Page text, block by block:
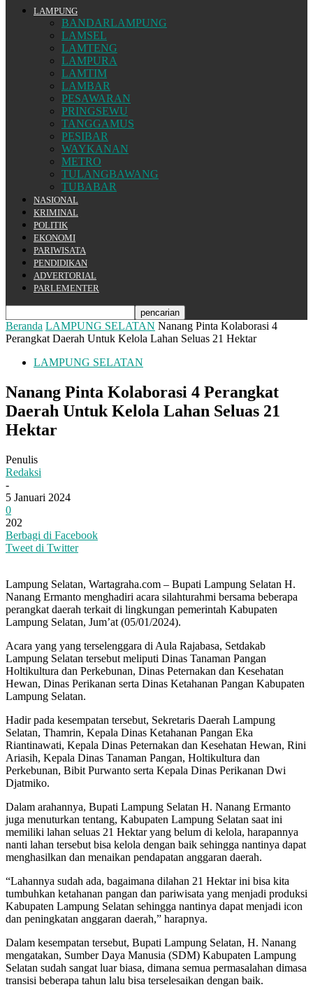
LAMPUNG
BANDARLAMPUNG
LAMSEL
LAMTENG
LAMPURA
LAMTIM
LAMBAR
PESAWARAN
PRINGSEWU
TANGGAMUS
PESIBAR
WAYKANAN
METRO
TULANGBAWANG
TUBABAR
NASIONAL
KRIMINAL
POLITIK
EKONOMI
PARIWISATA
PENDIDIKAN
ADVERTORIAL
PARLEMENTER
Beranda LAMPUNG SELATAN Nanang Pinta Kolaborasi 4
Perangkat Daerah Untuk Kelola Lahan Seluas 21 Hektar
LAMPUNG SELATAN
Nanang Pinta Kolaborasi 4 Perangkat
Daerah Untuk Kelola Lahan Seluas 21
Hektar
Penulis
Redaksi
-
5 Januari 2024
0
202
Berbagi di Facebook
Tweet di Twitter
Lampung Selatan, Wartagraha.com – Bupati Lampung Selatan H.
Nanang Ermanto menghadiri acara silahturahmi bersama beberapa
perangkat daerah terkait di lingkungan pemerintah Kabupaten
Lampung Selatan, Jum’at (05/01/2024).
Acara yang yang terselenggara di Aula Rajabasa, Setdakab
Lampung Selatan tersebut meliputi Dinas Tanaman Pangan
Holtikultura dan Perkebunan, Dinas Peternakan dan Kesehatan
Hewan, Dinas Perikanan serta Dinas Ketahanan Pangan Kabupaten
Lampung Selatan.
Hadir pada kesempatan tersebut, Sekretaris Daerah Lampung
Selatan, Thamrin, Kepala Dinas Ketahanan Pangan Eka
Riantinawati, Kepala Dinas Peternakan dan Kesehatan Hewan, Rini
Ariasih, Kepala Dinas Tanaman Pangan, Holtikultura dan
Perkebunan, Bibit Purwanto serta Kepala Dinas Perikanan Dwi
Djatmiko.
Dalam arahannya, Bupati Lampung Selatan H. Nanang Ermanto
juga menuturkan tentang, Kabupaten Lampung Selatan saat ini
memiliki lahan seluas 21 Hektar yang belum di kelola, harapannya
nanti lahan tersebut bisa kelola dengan baik sehingga nantinya dapat
menghasilkan dan menaikan pendapatan anggaran daerah.
“Lahannya sudah ada, bagaimana dilahan 21 Hektar ini bisa kita
tumbuhkan ketahanan pangan dan pariwisata yang menjadi produksi
Kabupaten Lampung Selatan sehingga nantinya dapat menjadi icon
dan peningkatan anggaran daerah,” harapnya.
Dalam kesempatan tersebut, Bupati Lampung Selatan, H. Nanang
mengatakan, Sumber Daya Manusia (SDM) Kabupaten Lampung
Selatan sudah sangat luar biasa, dimana semua permasalahan dimasa
transisi beberapa tahun lalu bisa terselesaikan dengan baik.